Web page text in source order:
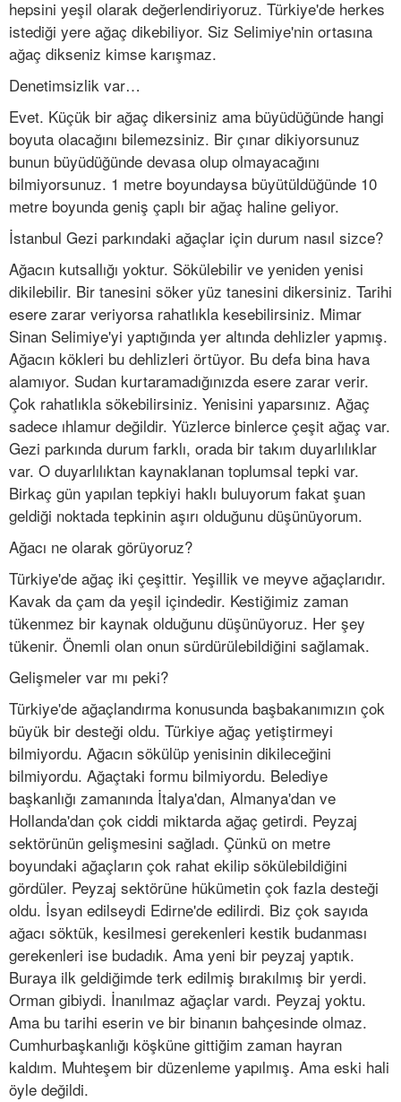
hepsini yeşil olarak değerlendiriyoruz. Türkiye'de herkes
istediği yere ağaç dikebiliyor. Siz Selimiye'nin ortasına
ağaç dikseniz kimse karışmaz.
Denetimsizlik var…
Evet. Küçük bir ağaç dikersiniz ama büyüdüğünde hangi
boyuta olacağını bilemezsiniz. Bir çınar dikiyorsunuz
bunun büyüdüğünde devasa olup olmayacağını
bilmiyorsunuz. 1 metre boyundaysa büyütüldüğünde 10
metre boyunda geniş çaplı bir ağaç haline geliyor.
İstanbul Gezi parkındaki ağaçlar için durum nasıl sizce?
Ağacın kutsallığı yoktur. Sökülebilir ve yeniden yenisi
dikilebilir. Bir tanesini söker yüz tanesini dikersiniz. Tarihi
esere zarar veriyorsa rahatlıkla kesebilirsiniz. Mimar
Sinan Selimiye'yi yaptığında yer altında dehlizler yapmış.
Ağacın kökleri bu dehlizleri örtüyor. Bu defa bina hava
alamıyor. Sudan kurtaramadığınızda esere zarar verir.
Çok rahatlıkla sökebilirsiniz. Yenisini yaparsınız. Ağaç
sadece ıhlamur değildir. Yüzlerce binlerce çeşit ağaç var.
Gezi parkında durum farklı, orada bir takım duyarlılıklar
var. O duyarlılıktan kaynaklanan toplumsal tepki var.
Birkaç gün yapılan tepkiyi haklı buluyorum fakat şuan
geldiği noktada tepkinin aşırı olduğunu düşünüyorum.
Ağacı ne olarak görüyoruz?
Türkiye'de ağaç iki çeşittir. Yeşillik ve meyve ağaçlarıdır.
Kavak da çam da yeşil içindedir. Kestiğimiz zaman
tükenmez bir kaynak olduğunu düşünüyoruz. Her şey
tükenir. Önemli olan onun sürdürülebildiğini sağlamak.
Gelişmeler var mı peki?
Türkiye'de ağaçlandırma konusunda başbakanımızın çok
büyük bir desteği oldu. Türkiye ağaç yetiştirmeyi
bilmiyordu. Ağacın sökülüp yenisinin dikileceğini
bilmiyordu. Ağaçtaki formu bilmiyordu. Belediye
başkanlığı zamanında İtalya'dan, Almanya'dan ve
Hollanda'dan çok ciddi miktarda ağaç getirdi. Peyzaj
sektörünün gelişmesini sağladı. Çünkü on metre
boyundaki ağaçların çok rahat ekilip sökülebildiğini
gördüler. Peyzaj sektörüne hükümetin çok fazla desteği
oldu. İsyan edilseydi Edirne'de edilirdi. Biz çok sayıda
ağacı söktük, kesilmesi gerekenleri kestik budanması
gerekenleri ise budadık. Ama yeni bir peyzaj yaptık.
Buraya ilk geldiğimde terk edilmiş bırakılmış bir yerdi.
Orman gibiydi. İnanılmaz ağaçlar vardı. Peyzaj yoktu.
Ama bu tarihi eserin ve bir binanın bahçesinde olmaz.
Cumhurbaşkanlığı köşküne gittiğim zaman hayran
kaldım. Muhteşem bir düzenleme yapılmış. Ama eski hali
öyle değildi.